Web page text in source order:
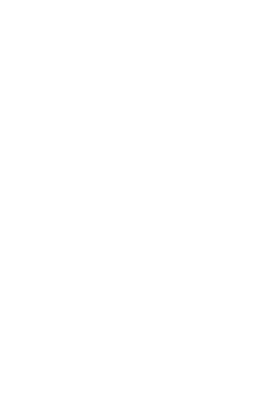
63 kW, Benzine, 5 deuren